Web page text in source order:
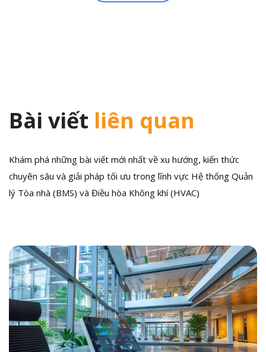
Bài viết liên quan
Khám phá những bài viết mới nhất về xu hướng, kiến thức
chuyên sâu và giải pháp tối ưu trong lĩnh vực Hệ thống Quản
lý Tòa nhà (BMS) và Điều hòa Không khí (HVAC)